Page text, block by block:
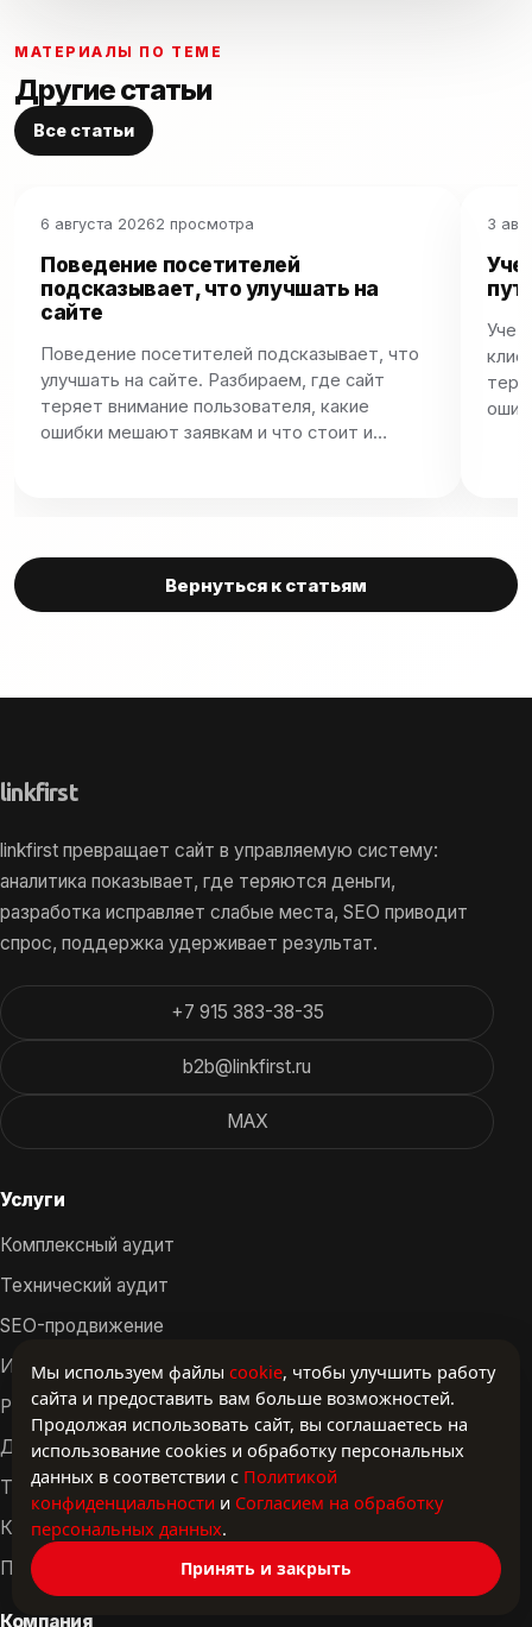
МАТЕРИАЛЫ ПО ТЕМЕ
Другие статьи
Все статьи
6 августа 20262 просмотра
Поведение посетителей
подсказывает, что улучшать на
сайте
Поведение посетителей подсказывает, что
улучшать на сайте. Разбираем, где сайт
теряет внимание пользователя, какие
ошибки мешают заявкам и что стоит и…
3
Учет
Вернуться к статьям
linkfirst
linkfirst превращает сайт в управляемую систему:
аналитика показывает, где теряются деньги,
разработка исправляет слабые места, SEO приводит
спрос, поддержка удерживает результат.
+7 915 383-38-35
b2b@linkfirst.ru
MAX
Услуги
Комплексный аудит
Технический аудит
SEO-продвижение
Интернет-маркетинг
Разработка сайтов
Доработка сайта
Техническая поддержка
Контент и упаковка
Полный цикл сопровождения
Компания
Мы используем файлы cookie, чтобы улучшить работу
сайта и предоставить вам больше возможностей.
Продолжая использовать сайт, вы соглашаетесь на
использование cookies и обработку персональных
данных в соответствии с Политикой
конфиденциальности и Согласием на обработку
персональных данных.
Принять и закрыть